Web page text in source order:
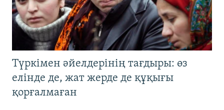
Түркімен әйелдерінің тағдыры: өз
елінде де, жат жерде де құқығы
қорғалмаған